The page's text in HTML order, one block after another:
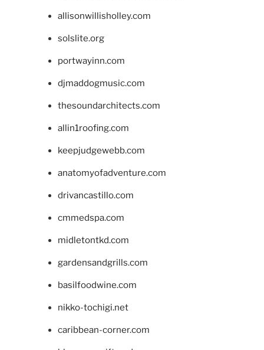
allisonwillisholley.com
solslite.org
portwayinn.com
djmaddogmusic.com
thesoundarchitects.com
allin1roofing.com
keepjudgewebb.com
anatomyofadventure.com
drivancastillo.com
cmmedspa.com
midletontkd.com
gardensandgrills.com
basilfoodwine.com
nikko-tochigi.net
caribbean-corner.com